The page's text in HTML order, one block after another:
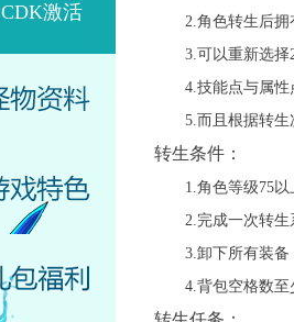
CDK激活
2.角色转生后
3.可以重新选择
4.技能点与属
5.而且根据转
转生条件：
1.角色等级75以
2.完成一次转
3.卸下所有装备
4.背包空格数至